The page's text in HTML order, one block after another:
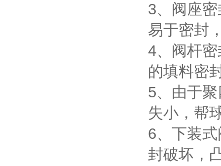
3、阀座
易于密封
4、阀杆
的填料密
5、由于
失小，帮
6、下装
封破坏，